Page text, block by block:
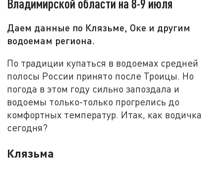
Владимирской области на 8-9 июля
Даем данные по Клязьме, Оке и другим
водоемам региона.
По традиции купаться в водоемах средней
полосы России принято после Троицы. Но
погода в этом году сильно запоздала и
водоемы только-только прогрелись до
комфортных температур. Итак, как водичка
сегодня?
Клязьма